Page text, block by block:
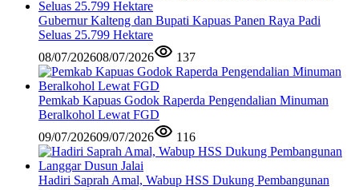
Gubernur Kalteng dan Bupati Kapuas Panen Raya Padi
Seluas 25.799 Hektare
08/07/202608/07/2026 137
Pemkab Kapuas Godok Raperda Pengendalian Minuman
Beralkohol Lewat FGD
09/07/202609/07/2026 116
Hadiri Saprah Amal, Wabup HSS Dukung Pembangunan